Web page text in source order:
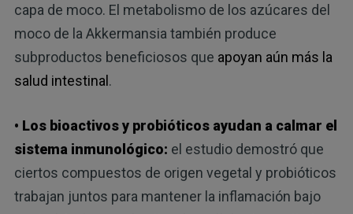
capa de moco. El metabolismo de los azúcares del
moco de la Akkermansia también produce
subproductos beneficiosos que apoyan aún más la
salud intestinal.
• Los bioactivos y probióticos ayudan a calmar el
sistema inmunológico: el estudio demostró que
ciertos compuestos de origen vegetal y probióticos
trabajan juntos para mantener la inflamación bajo